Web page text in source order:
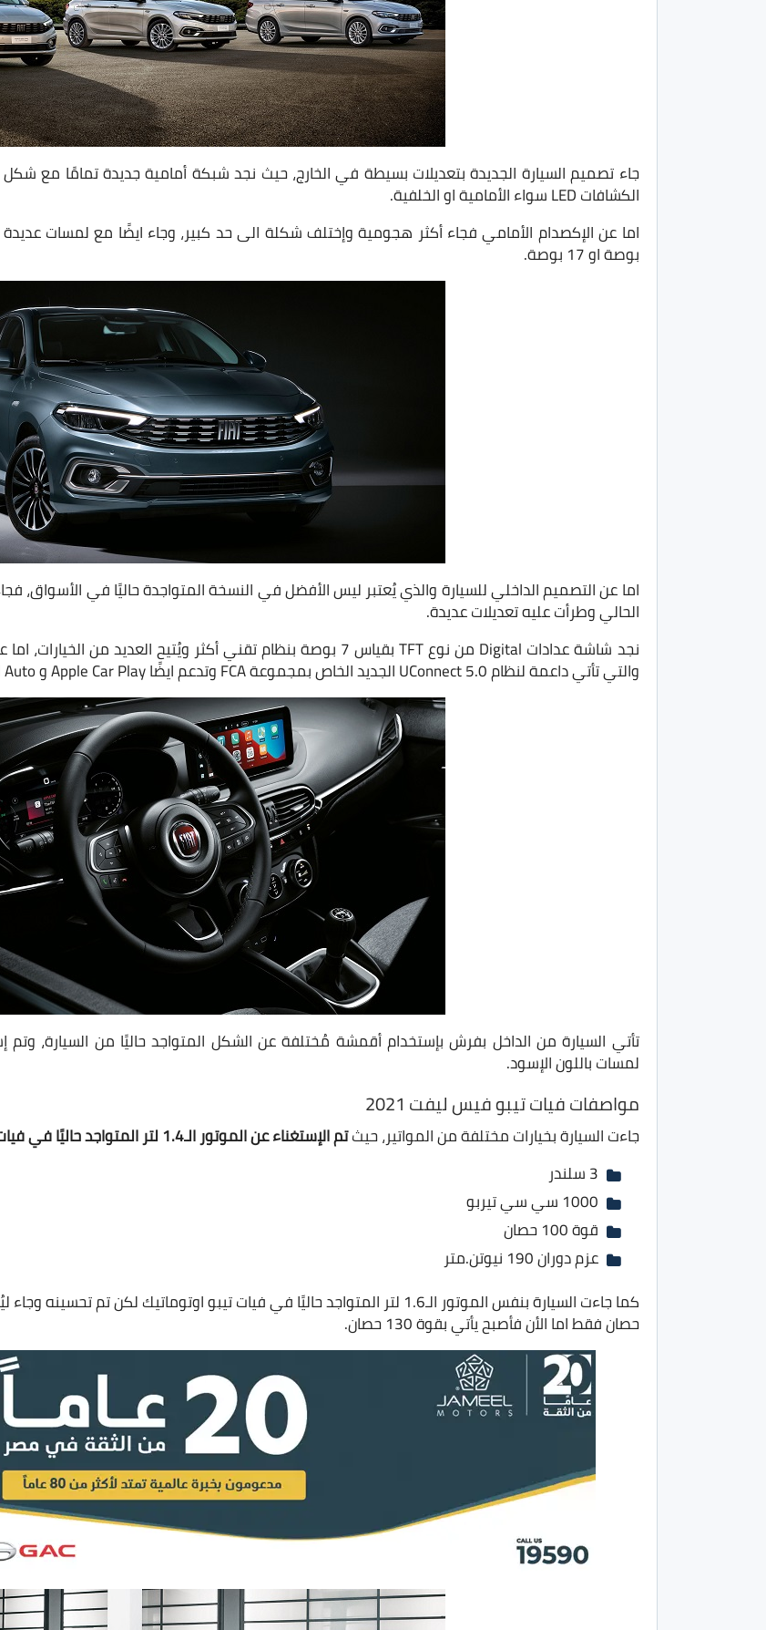
جاء تصميم السيارة الجديدة بتعديلات بسيطة في الخارج، حيث نجد شبكة أمامية جديدة تمامًا مع
الكشافات LED سواء الأمامية او الخلفية.
بوصة او 17 بوصة.
اما عن التصميم الداخلي للسيارة والذي يُعتبر ليس الأفضل في النسخة المتواجدة حاليًا في
الحالي وطرأت عليه تعديلات عديدة.
والتي تأتي داعمة لنظام UConnect 5.0 الجديد الخاص بمجموعة FCA وتدعم ايضًا Apple Car Play و Android Auto.
لمسات باللون الإسود.
مواصفات فيات تيبو فيس ليفت 2021
جاءت السيارة بخيارات مختلفة من المواتير، حيثتم الإستغناء عن الموتور الـ1.4 لتر المتواجد حاليًا في فيات تيبو مانيوال
3 سلندر
1000 سي سي تيربو
قوة 100 حصان
عزم دوران 190 نيوتن.متر
حصان فقط اما الأن فأصبح يأتي بقوة 130 حصان.